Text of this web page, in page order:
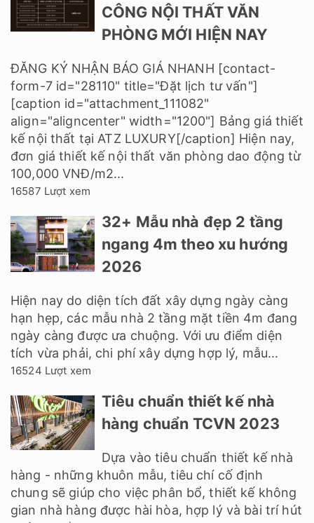
CÔNG NỘI THẤT VĂN
PHÒNG MỚI HIỆN NAY
ĐĂNG KÝ NHẬN BÁO GIÁ NHANH [contact-
form-7 id="28110" title="Đặt lịch tư vấn"]
[caption id="attachment_111082"
align="aligncenter" width="1200"] Bảng giá thiết
kế nội thất tại ATZ LUXURY[/caption] Hiện nay,
đơn giá thiết kế nội thất văn phòng dao động từ
100,000 VNĐ/m2...
16587 Lượt xem
32+ Mẫu nhà đẹp 2 tầng
ngang 4m theo xu hướng
2026
Hiện nay do diện tích đất xây dựng ngày càng
hạn hẹp, các mẫu nhà 2 tầng mặt tiền 4m đang
ngày càng được ưa chuộng. Với ưu điểm diện
tích vừa phải, chi phí xây dựng hợp lý, mẫu...
16524 Lượt xem
Tiêu chuẩn thiết kế nhà
hàng chuẩn TCVN 2023
Dựa vào tiêu chuẩn thiết kế nhà
hàng - những khuôn mẫu, tiêu chí cố định
chung sẽ giúp cho việc phân bổ, thiết kế không
gian nhà hàng được hài hòa, hợp lý và bài trí hút